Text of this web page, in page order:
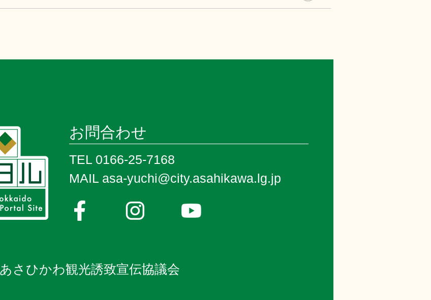
お問合わせ
TEL 0166-25-7168
MAIL asa-yuchi@city.asahikawa.lg.jp
あさひかわ観光誘致宣伝協議会